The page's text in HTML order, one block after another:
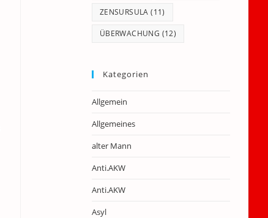
ZENSURSULA (11)
ÜBERWACHUNG (12)
Kategorien
Allgemein
Allgemeines
alter Mann
Anti.AKW
Anti.AKW
Asyl